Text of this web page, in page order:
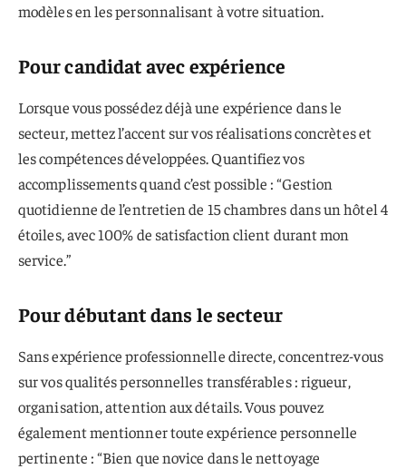
modèles en les personnalisant à votre situation.
Pour candidat avec expérience
Lorsque vous possédez déjà une expérience dans le
secteur, mettez l’accent sur vos réalisations concrètes et
les compétences développées. Quantifiez vos
accomplissements quand c’est possible : “Gestion
quotidienne de l’entretien de 15 chambres dans un hôtel 4
étoiles, avec 100% de satisfaction client durant mon
service.”
Pour débutant dans le secteur
Sans expérience professionnelle directe, concentrez-vous
sur vos qualités personnelles transférables : rigueur,
organisation, attention aux détails. Vous pouvez
également mentionner toute expérience personnelle
pertinente : “Bien que novice dans le nettoyage